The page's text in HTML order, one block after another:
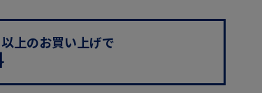
上のお買い上げで